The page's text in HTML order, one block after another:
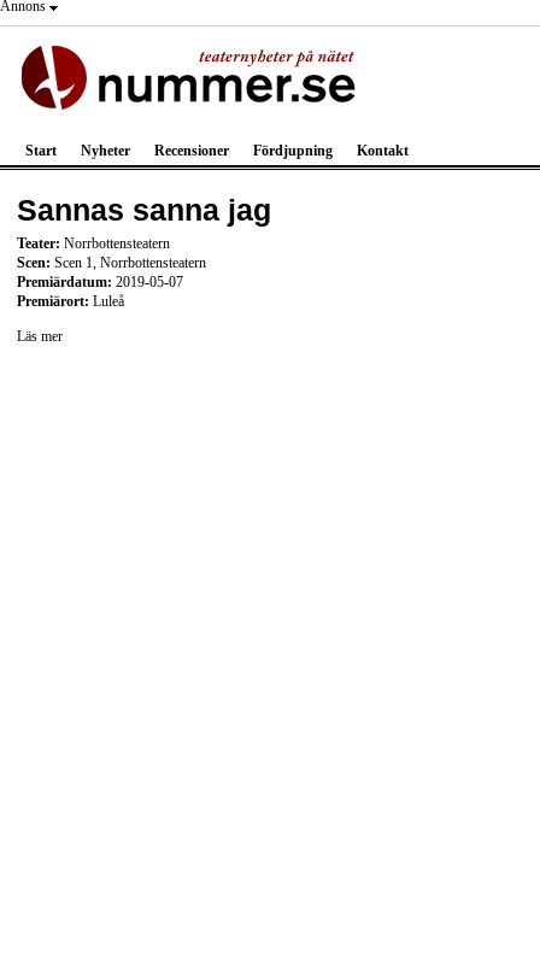
Annons
Start Nyheter Recensioner Fördjupning Kontakt
Sannas sanna jag
Teater: Norrbottensteatern
Scen: Scen 1, Norrbottensteatern
Premiärdatum: 2019-05-07
Premiärort: Luleå
Läs mer